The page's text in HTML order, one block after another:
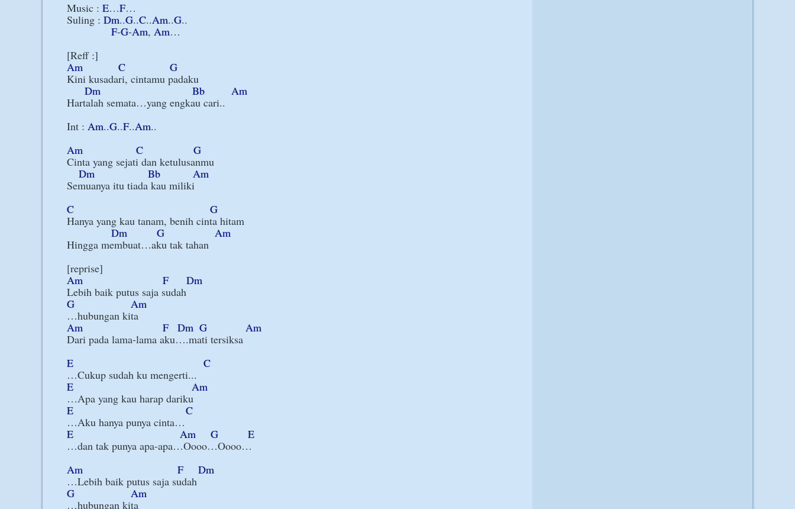
Music : E…F…
Suling : Dm..G..C..Am..G..
F-G-Am, Am…
Am
C
G
Kini kusadari, cintamu padaku
Dm
Bb
Am
Hartalah semata…yang engkau cari..
Int : Am..G..F..Am..
Am
C
G
Cinta yang sejati dan ketulusanmu
Dm
Bb
Am
Semuanya itu tiada kau miliki
C
G
Hanya yang kau tanam, benih cinta hitam
Dm
G
Am
Hingga membuat…aku tak tahan
Am
F
Dm
G
Am
Am
F Dm G
Am
Dari pada lama-lama aku….mati tersiksa
E
C
E
Am
E
C
E
Am G
E
…dan tak punya apa-apa…Oooo…Oooo…
Am
F
Dm
G
Am